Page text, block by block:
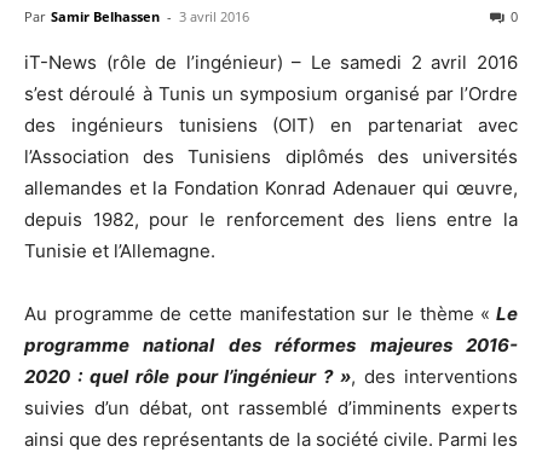
Par Samir Belhassen - 3 avril 2016 0
iT-News (rôle de l’ingénieur) – Le samedi 2 avril 2016
s’est déroulé à Tunis un symposium organisé par l’Ordre
des ingénieurs tunisiens (OIT) en partenariat avec
l’Association des Tunisiens diplômés des universités
allemandes et la Fondation Konrad Adenauer qui œuvre,
depuis 1982, pour le renforcement des liens entre la
Tunisie et l’Allemagne.
Au programme de cette manifestation sur le thème « Le
programme national des réformes majeures 2016-
2020 : quel rôle pour l’ingénieur ? », des interventions
suivies d’un débat, ont rassemblé d’imminents experts
ainsi que des représentants de la société civile. Parmi les